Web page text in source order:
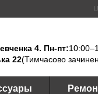
4. Пн-пт:
22(Тимчасово